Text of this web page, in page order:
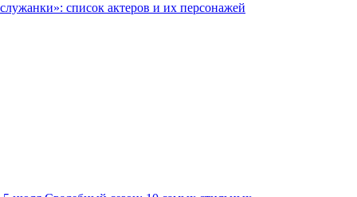
служанки»: список актеров и их персонажей